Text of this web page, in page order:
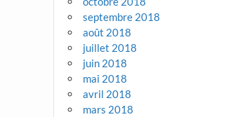
septembre 2018
août 2018
juillet 2018
juin 2018
mai 2018
avril 2018
mars 2018